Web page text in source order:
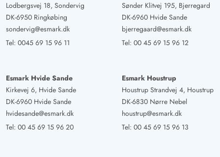
Lodbergsvej 18, Sondervig
DK-6950 Ringkøbing
sondervig@esmark.dk
Tel: 0045 69 15 96 11
Sønder Klitvej 195, Bjerregard
DK-6960 Hvide Sande
bjerregaard@esmark.dk
Tel: 00 45 69 15 96 12
Esmark Hvide Sande
Kirkevej 6, Hvide Sande
DK-6960 Hvide Sande
hvidesande@esmark.dk
Tel: 00 45 69 15 96 20
Esmark Houstrup
Houstrup Strandvej 4, Houstrup
DK-6830 Nørre Nebel
houstrup@esmark.dk
Tel: 00 45 69 15 96 13